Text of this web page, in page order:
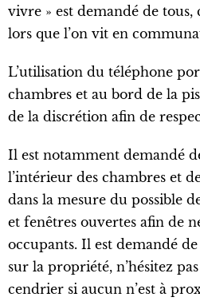
vivre » est demandé de tous,
lors que l’on vit en
L’utilisation du téléphone
chambres et au bord de la
de la discrétion afin de
Il est notamment demandé
l’intérieur des chambres et
dans la mesure du possible
et fenêtres ouvertes afin de
occupants. Il est demandé
sur la propriété, n’hésitez
cendrier si aucun n’est à